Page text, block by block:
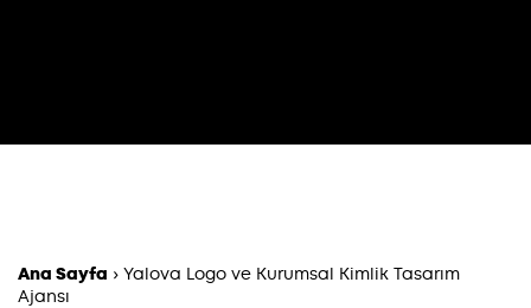
Ana Sayfa › Yalova Logo ve Kurumsal Kimlik Tasarım
Ajansı